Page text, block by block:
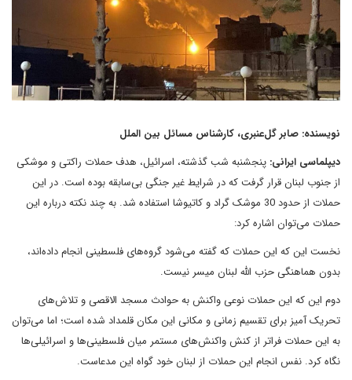
نویسنده: صابر گل‌عنبری، کارشناس مسائل بین الملل
دیپلماسی ایرانی: پنجشنبه شب گذشته، اسرائیل، هدف حملات راکتی و موشکی
از جنوب لبنان قرار گرفت که در شرایط غیر جنگی بی‌سابقه بوده است. در این
حملات از حدود 30 موشک‌ گراد و کاتیوشا استفاده شد. به چند نکته درباره این
حملات می‌توان اشاره کرد:
نخست این که این حملات که گفته می‌شود گروه‌های فلسطینی انجام داده‌اند،
بدون هماهنگی حزب الله لبنان میسر نیست.
دوم این که این حملات نوعی واکنش به حوادث مسجد الاقصی و تلاش‌های
تحریک آمیز برای تقسیم زمانی و مکانی این مکان قلمداد شده است؛ اما می‌توان
به این حملات فراتر از کنش واکنش‌های مستمر میان فلسطینی‌ها و اسرائیلی‌ها
نگاه کرد. نفس انجام این حملات از لبنان خود گواه این مدعاست.